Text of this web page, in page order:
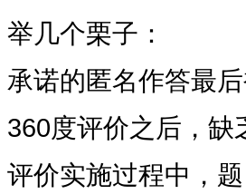
举几个栗子：
承诺的匿名作答最
360度评价之后，缺
评价实施过程中，